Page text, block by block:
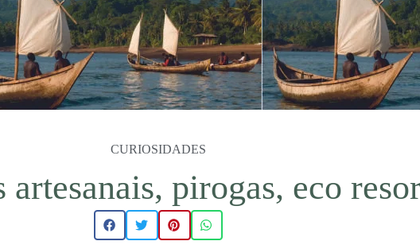
CURIOSIDADES
artesanais, pirogas, eco